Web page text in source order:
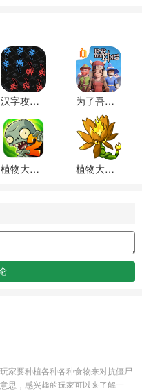
汉字攻防战内置修改器版下载 为了吾王官方正版下载
植物大战僵尸2(Plants vs Zombies 2)内购破解版 植物大战僵尸融合版(PlantsVsZombiesRH)游戏最新版本下载
家要种植各种各种食物来对抗僵尸
思，感兴趣的玩家可以来了解一